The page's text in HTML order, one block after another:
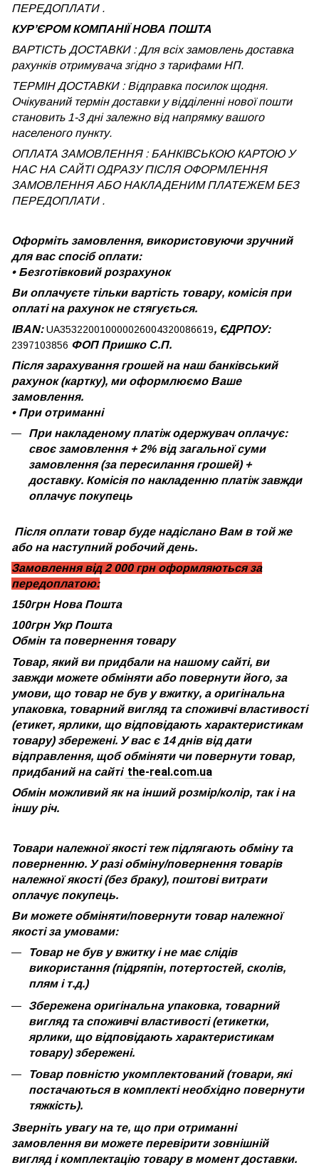
ПЕРЕДОПЛАТИ .
КУРʼЄРОМ КОМПАНІЇ НОВА ПОШТА
ВАРТІСТЬ ДОСТАВКИ : Для всіх замовлень доставка
рахунків отримувача згідно з тарифами НП.
ТЕРМІН ДОСТАВКИ : Відправка посилок щодня.
Очікуваний термін доставки у відділенні нової пошти
становить 1-3 дні залежно від напрямку вашого
населеного пункту.
ОПЛАТА ЗАМОВЛЕННЯ : БАНКІВСЬКОЮ КАРТОЮ У
НАС НА САЙТІ ОДРАЗУ ПІСЛЯ ОФОРМЛЕННЯ
ЗАМОВЛЕННЯ АБО НАКЛАДЕНИМ ПЛАТЕЖЕМБЕЗ
ПЕРЕДОПЛАТИ .
Оформіть замовлення, використовуючи зручний
для вас спосіб оплати:
• Безготівковий розрахунок
Ви оплачуєте тільки вартість товару, комісія при
оплаті на рахунок не стягується.
IBAN:UA353220010000026004320086619, ЄДРПОУ:
2397103856 ФОП Пришко С.П.
Після зарахування грошей на наш банківський
рахунок (картку), ми оформлюємо Ваше
замовлення.
•При отриманні
При накладеному платіж одержувач оплачує:
своє замовлення + 2% від загальної суми
замовлення (за пересилання грошей) +
доставку. Комісія по накладенню платіж завжди
оплачує покупець
Після оплати товар буде надіслано Вам в той же
або на наступний робочий день.
Замовлення від 2 000 грн оформляються за
передоплатою:
150грн Нова Пошта
100грн Укр Пошта
Обмін та повернення товару
Товар, який ви придбали на нашому сайті, ви
завжди можете обміняти або повернути його, за
умови, що товар не був у вжитку, а оригінальна
упаковка, товарний вигляд та споживчі властивості
(етикет, ярлики, що відповідають характеристикам
товару) збережені. У вас є 14 днів від дати
відправлення, щоб обміняти чи повернути товар,
придбаний на сайті the-real.com.ua
Обмін можливий як на інший розмір/колір, так і на
іншу річ.
Товари належної якості теж підлягають обміну та
поверненню. У разі обміну/повернення товарів
належної якості (без браку), поштові витрати
оплачує покупець.
Ви можете обміняти/повернути товар належної
якості за умовами:
Товар не був у вжитку і не має слідів
використання (підряпін, потертостей, сколів,
плям і т.д.)
Збережена оригінальна упаковка, товарний
вигляд та споживчі властивості (етикетки,
ярлики, що відповідають характеристикам
товару) збережені.
Товар повністю укомплектований (товари, які
постачаються в комплекті необхідно повернути
тяжкість).
Зверніть увагу на те, що при отриманні
замовлення ви можете перевірити зовнішній
вигляд і комплектацію товару в момент доставки.